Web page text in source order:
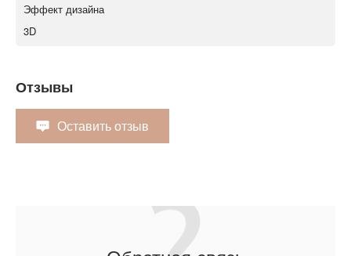
Эффект дизайна
3D
Отзывы
Оставить отзыв